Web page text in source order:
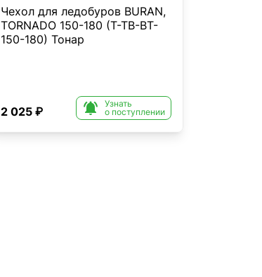
Чехол для ледобуров BURAN,
TORNADO 150-180 (T-TB-BT-
150-180) Тонар
2 025 ₽ 
Узнать
о поступлении